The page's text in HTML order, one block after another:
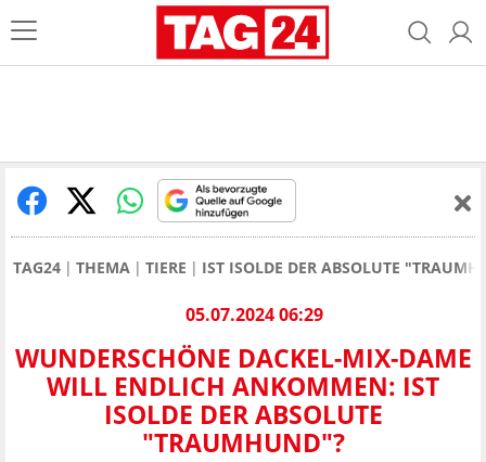
TAG24 THEMA TIERE IST ISOLDE DER ABSOLUTE
05.07.2024 06:29
WUNDERSCHÖNE DACKEL-MIX-DAME
WILL ENDLICH ANKOMMEN: IST
ISOLDE DER ABSOLUTE
"TRAUMHUND"?